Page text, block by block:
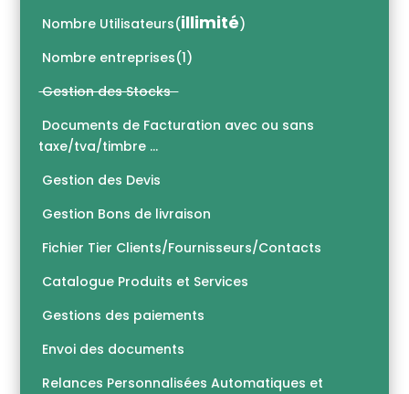
Nombre Utilisateurs(illimité)
Nombre entreprises(1)
Gestion des Stocks
Documents de Facturation avec ou sans
taxe/tva/timbre …
Gestion des Devis
Gestion Bons de livraison
Fichier Tier Clients/Fournisseurs/Contacts
Catalogue Produits et Services
Gestions des paiements
Envoi des documents
Relances Personnalisées Automatiques et